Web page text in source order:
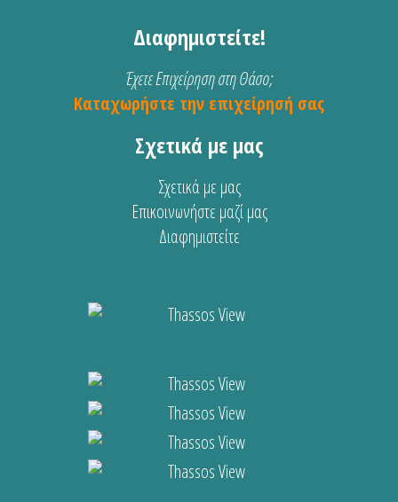
Διαφημιστείτε!
Έχετε Επιχείρηση στη Θάσο;
Καταχωρήστε την επιχείρησή σας
Σχετικά με μας
Σχετικά με μας
Επικοινωνήστε μαζί μας
Διαφημιστείτε